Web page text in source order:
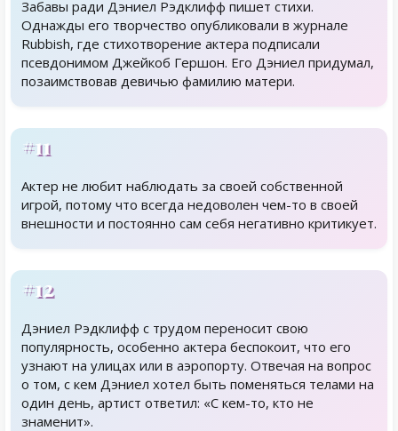
Забавы ради Дэниел Рэдклифф пишет стихи.
Однажды его творчество опубликовали в журнале
Rubbish, где стихотворение актера подписали
псевдонимом Джейкоб Гершон. Его Дэниел придумал,
позаимствовав девичью фамилию матери.
#11
Актер не любит наблюдать за своей собственной
игрой, потому что всегда недоволен чем-то в своей
внешности и постоянно сам себя негативно критикует.
#12
Дэниел Рэдклифф с трудом переносит свою
популярность, особенно актера беспокоит, что его
узнают на улицах или в аэропорту. Отвечая на вопрос
о том, с кем Дэниел хотел быть поменяться телами на
один день, артист ответил: «С кем-то, кто не
знаменит».